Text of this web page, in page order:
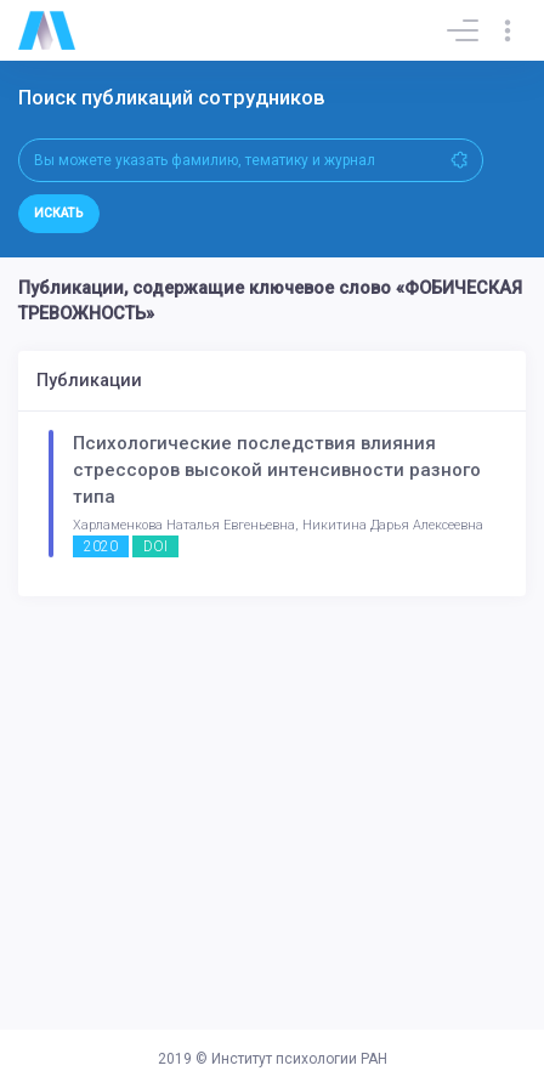
Поиск публикаций сотрудников
ИСКАТЬ
Публикации, содержащие ключевое слово «ФОБИЧЕСКАЯ
ТРЕВОЖНОСТЬ»
Публикации
Психологические последствия влияния
стрессоров высокой интенсивности разного
типа
Харламенкова Наталья Евгеньевна, Никитина Дарья Алексеевна
2020 DOI
2019 © Институт психологии РАН